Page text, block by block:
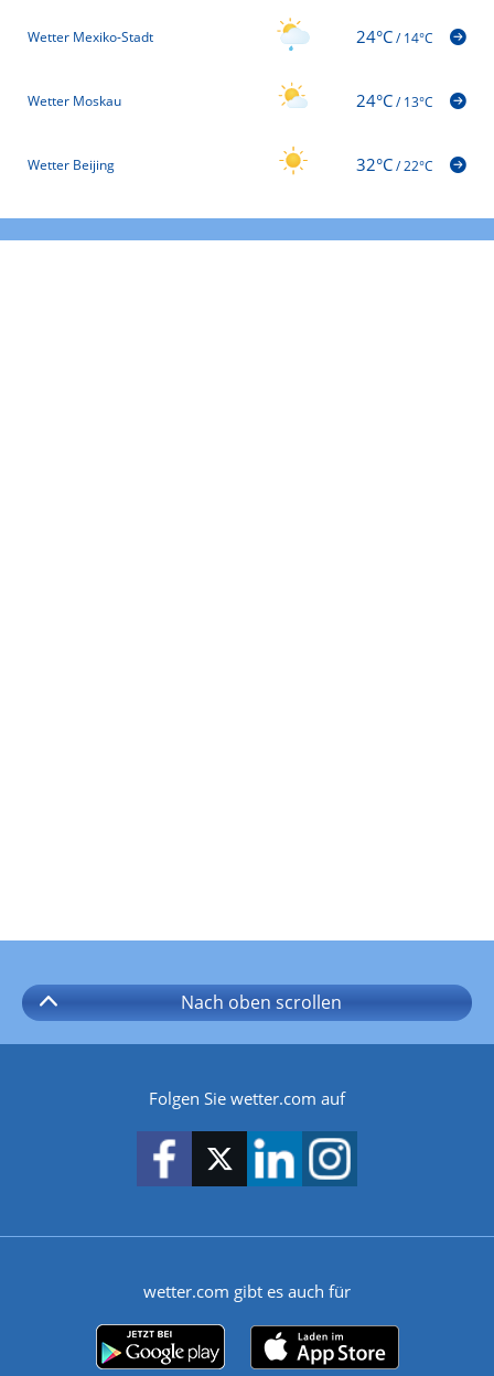
Wetter Mexiko-Stadt 24°C/14°C
Wetter Moskau 24°C/13°C
Wetter Beijing 32°C/22°C
Nach oben scrollen
Folgen Sie wetter.com auf
wetter.com gibt es auch für